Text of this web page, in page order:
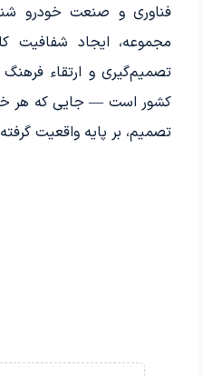
فناوری و صنعت خودرو
مجموعه، ایجاد شفافیت
تصمیم‌گیری و ارتقاء
کشور است — جایی که هر
تصمیم، بر پایه واقعیت